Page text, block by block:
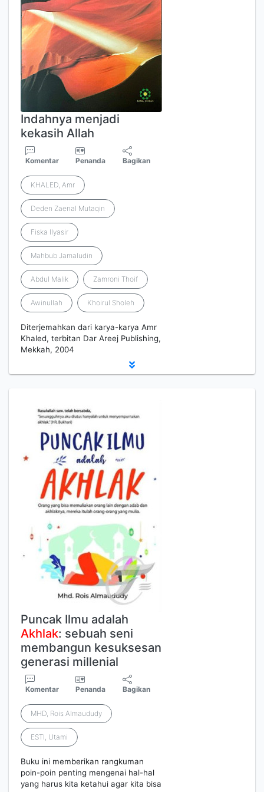
Indahnya menjadi
kekasih Allah
Komentar Penanda Bagikan
KHALED, Amr
Deden Zaenal Mutaqin
Fiska Ilyasir
Mahbub Jamaludin
Abdul Malik Zamroni Thoif
Awinullah Khoirul Sholeh
Diterjemahkan dari karya-karya Amr
Khaled, terbitan Dar Areej Publishing,
Mekkah, 2004
Puncak Ilmu adalah
Akhlak: sebuah seni
membangun kesuksesan
generasi millenial
Komentar Penanda Bagikan
MHD, Rois Almaududy
ESTI, Utami
Buku ini memberikan rangkuman
poin-poin penting mengenai hal-hal
yang harus kita ketahui agar kita bisa